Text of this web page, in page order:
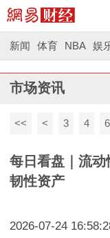
新闻 体育 NBA 娱
市场资讯
<< < 3 4 6
每日看盘｜流
韧性资产
2026-07-24